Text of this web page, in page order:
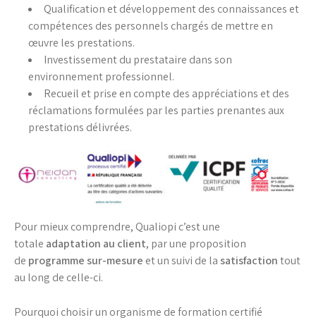
Qualification et développement des connaissances et
compétences des personnels chargés de mettre en
œuvre les prestations.
Investissement du prestataire dans son
environnement professionnel.
Recueil et prise en compte des appréciations et des
réclamations formulées par les parties prenantes aux
prestations délivrées.
Pour mieux comprendre, Qualiopi c’est une
totale adaptation au client, par une proposition
de programme sur-mesure et un suivi de la satisfactiontout
au long de celle-ci.
Pourquoi choisir un organisme de formation certifié